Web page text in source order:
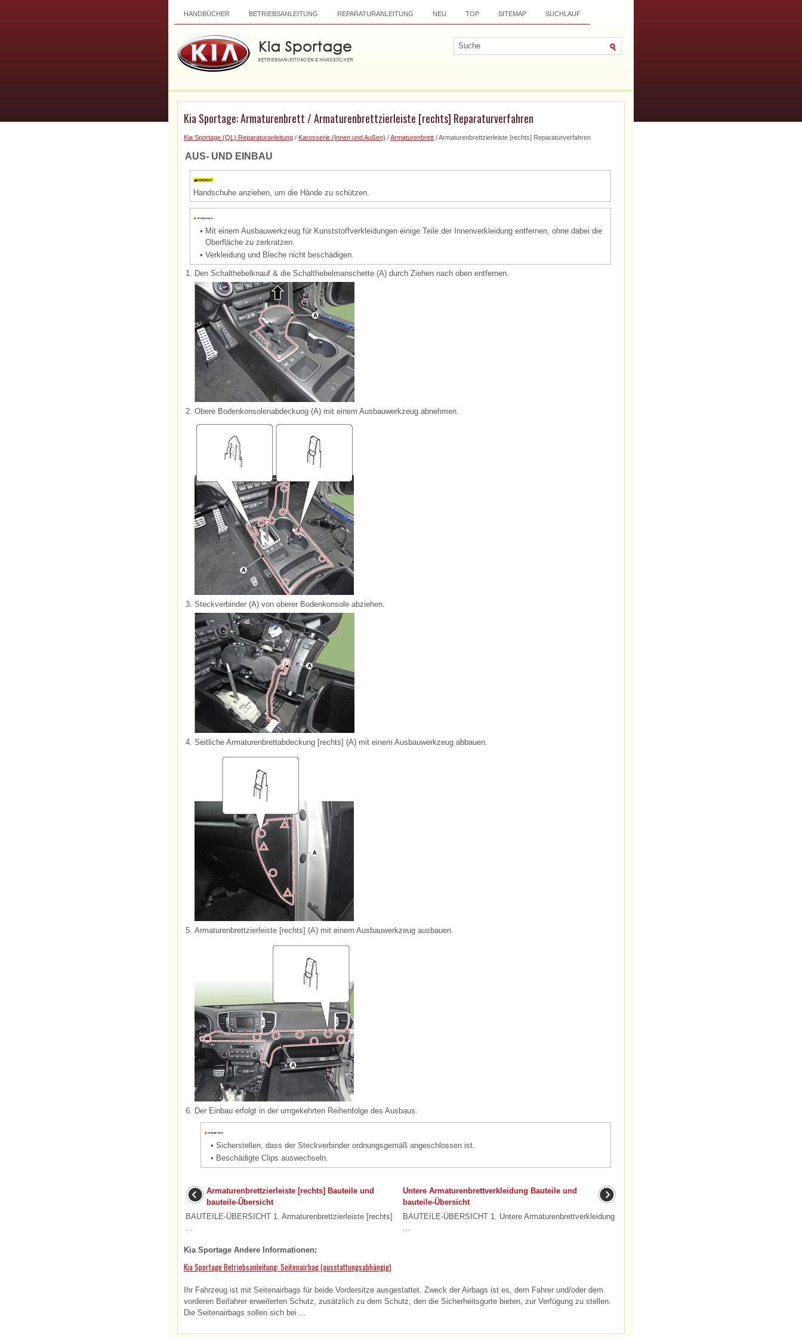
HANDBÜCHER BETRIEBSANLEITUNG REPARATURANLEITUNG NEU TOP SITEMAP SUCHLAUF
Kia Sportage: Armaturenbrett / Armaturenbrettzierleiste [rechts] Reparaturverfahren
Kia Sportage (QL) Reparaturanleitung / Karosserie (Innen und Außen) /Armaturenbrett / Armaturenbrettzierleiste [rechts] Reparaturverfahren
AUS- UND EINBAU
Handschuhe anziehen, um die Hände zu schützen.
• Mit einem Ausbauwerkzeug für Kunststoffverkleidungen einige Teile der Innenverkleidung entfernen, ohne dabei die
Oberfläche zu zerkratzen.
• Verkleidung und Bleche nicht beschädigen.
1. Den Schalthebelknauf & die Schalthebelmanschette (A) durch Ziehen nach oben entfernen.
2. Obere Bodenkonsolenabdeckung (A) mit einem Ausbauwerkzeug abnehmen.
3. Steckverbinder (A) von oberer Bodenkonsole abziehen.
4. Seitliche Armaturenbrettabdeckung [rechts] (A) mit einem Ausbauwerkzeug abbauen.
5. Armaturenbrettzierleiste [rechts] (A) mit einem Ausbauwerkzeug ausbauen.
6. Der Einbau erfolgt in der umgekehrten Reihenfolge des Ausbaus.
• Sicherstellen, dass der Steckverbinder ordnungsgemäß angeschlossen ist.
• Beschädigte Clips auswechseln.
Armaturenbrettzierleiste [rechts] Bauteile und
bauteile-Übersicht
BAUTEILE-ÜBERSICHT 1. Armaturenbrettzierleiste [rechts]
...
Untere Armaturenbrettverkleidung Bauteile und
bauteile-Übersicht
BAUTEILE-ÜBERSICHT 1. Untere Armaturenbrettverkleidung
...
Kia Sportage Andere Informationen:
Kia Sportage Betriebsanleitung: Seitenairbag (ausstattungsabhängig)
Ihr Fahrzeug ist mit Seitenairbags für beide Vordersitze ausgestattet. Zweck der Airbags ist es, dem Fahrer und/oder dem
vorderen Beifahrer erweiterten Schutz, zusätzlich zu dem Schutz, den die Sicherheitsgurte bieten, zur Verfügung zu stellen.
Die Seitenairbags sollen sich bei ...